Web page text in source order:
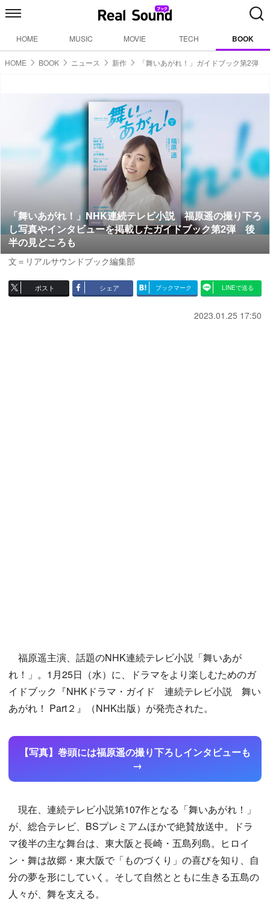
HOME MUSIC MOVIE TECH BOOK
HOME BOOK ニュース 新作 「舞いあがれ！」ガイドブック第2弾
「舞いあがれ！」NHK連続テレビ小説 福原遥の撮り下ろ
し写真やインタビューを掲載したガイドブック第2弾 後
半の見どころも
文＝リアルサウンドブック編集部
ポスト シェア ブックマーク LINEで送る
2023.01.25 17:50
福原遥主演、話題のNHK連続テレビ小説「舞いあが
れ！」。1月25日（水）に、ドラマをより楽しむためのガ
イドブック『NHKドラマ・ガイド 連続テレビ小説 舞い
あがれ！ Part２』（NHK出版）が発売された。
【写真】巻頭には福原遥の撮り下ろしインタビューも
現在、連続テレビ小説第107作となる「舞いあがれ！」
が、総合テレビ、BSプレミアムほかで絶賛放送中。ドラ
マ後半の主な舞台は、東大阪と長崎・五島列島。ヒロイ
ン・舞は故郷・東大阪で「ものづくり」の喜びを知り、自
分の夢を形にしていく。そして自然とともに生きる五島の
人々が、舞を支える。